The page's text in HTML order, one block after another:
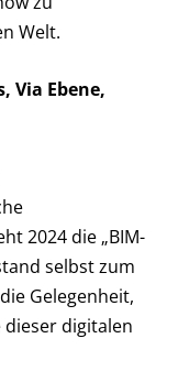
Welt.
Via Ebene,
2024 die „BIM-
selbst zum
Gelegenheit,
dieser digitalen